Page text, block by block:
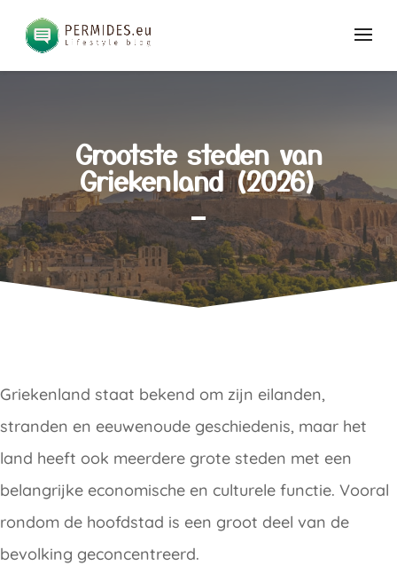
Grootste steden van
Griekenland (2026)
Griekenland staat bekend om zijn eilanden,
stranden en eeuwenoude geschiedenis, maar het
land heeft ook meerdere grote steden met een
belangrijke economische en culturele functie. Vooral
rondom de hoofdstad is een groot deel van de
bevolking geconcentreerd.